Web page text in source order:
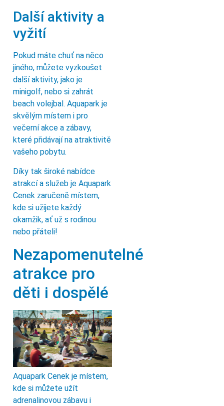
Další aktivity a
vyžití
Pokud máte chuť na něco
jiného, můžete vyzkoušet
další aktivity, jako je
minigolf, nebo si zahrát
beach volejbal. Aquapark je
skvělým místem i pro
večerní akce a zábavy,
které přidávají na atraktivitě
vašeho pobytu.
Díky tak široké nabídce
atrakcí a služeb je Aquapark
Cenek zaručeně místem,
kde si užijete každý
okamžik, ať už s rodinou
nebo přáteli!
Nezapomenutelné
atrakce pro
děti i dospělé
Aquapark Cenek je místem,
kde si můžete užít
adrenalinovou zábavu i